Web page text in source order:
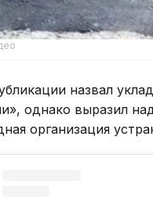
назвал
однако выразил
организация